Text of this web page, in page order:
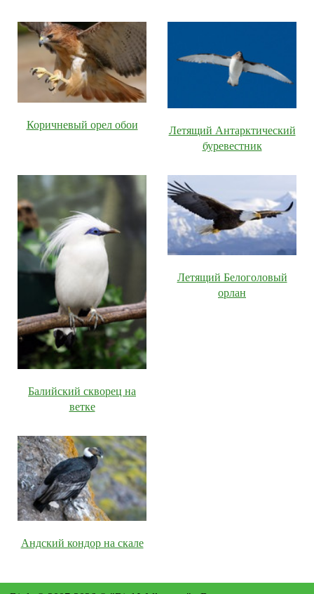
Коричневый орел обои
Летящий Антарктический
буревестник
Балийский скворец на
ветке
Летящий Белоголовый
орлан
Андский кондор на скале